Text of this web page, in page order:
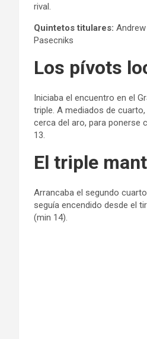
rival.
Quintetos titulares:
Pasecniks
Los pívots
Iniciaba el encuentro en el
triple. A mediados de
cerca del aro, para ponerse
13.
El triple
Arrancaba el segundo
seguía encendido desde el
(min 14).